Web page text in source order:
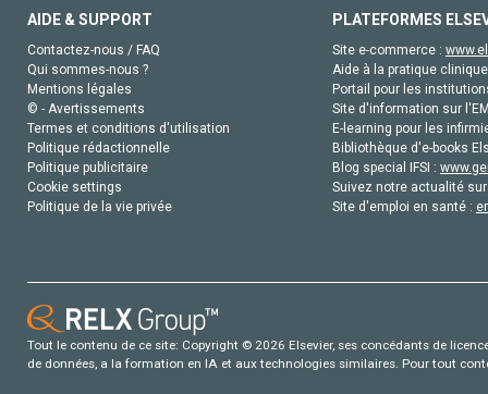
AIDE & SUPPORT
Contactez-nous / FAQ
Qui sommes-nous ?
Mentions légales
© - Avertissements
Termes et conditions d'utilisation
Politique rédactionnelle
Politique publicitaire
Cookie settings
Politique de la vie privée
PLATEFORMES
Site e-commerce :
Aide à la pratique
Portail pour les
Site d'information sur
E-learning pour les
Bibliothèque d'e-books
Blog special IFSI :
Suivez notre actualité
Site d'emploi en santé :
Tout le contenu de ce site: Copyright © 2026 Elsevier, ses concédants de
de données, a la formation en IA et aux technologies similaires. Pour tout